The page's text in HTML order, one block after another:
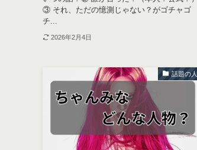
③ それ、ただの憶測じゃない？がゴチャゴ
チ...
2026年2月4日
話題の人